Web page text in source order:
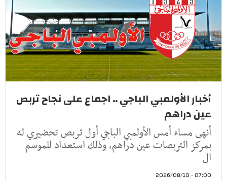
أخبار الأولمبي الباجي .. اجماع على نجاح تربص
عين دراهم
أنهى مساء أمس الأولمبي الباجي أول تربص تحضيري له
بمركز التربصات عين دراهم، وذلك استعداد للموسم
ال
07:00 - 2026/08/10